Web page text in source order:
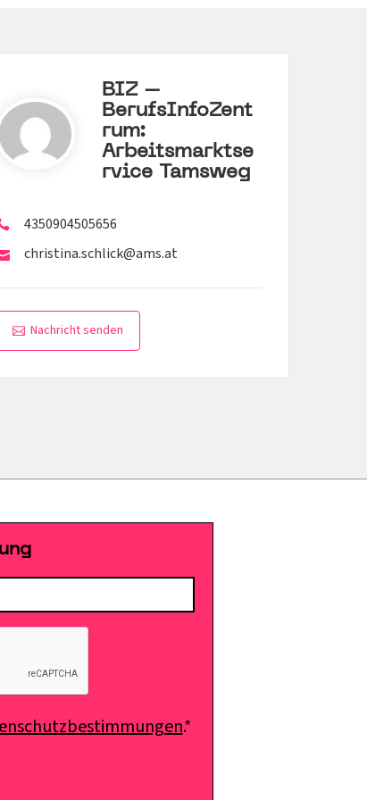
BIZ –
BerufsInfoZent
Rum:
Arbeitsmarktse
Rvice Tamsweg
4350904505656
christina.schlick@ams.at
Nachricht senden
.*